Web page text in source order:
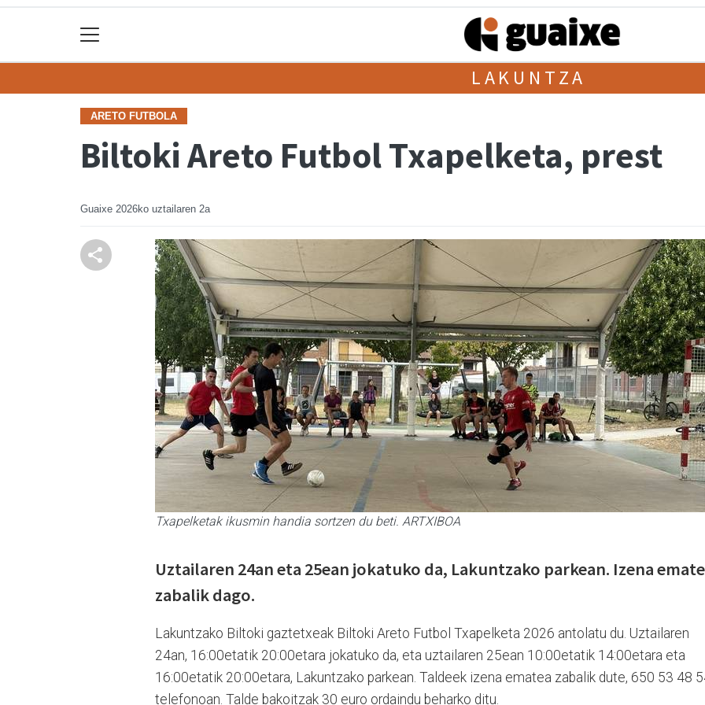
LAKUNTZA
ARETO FUTBOLA
Biltoki Areto Futbol Txapelketa, prest
Guaixe 2026ko uztailaren 2a
Txapelketak ikusmin handia sortzen du beti. ARTXIBOA
Uztailaren 24an eta 25ean jokatuko da, Lakuntzako parkean. Izena
zabalik dago.
Lakuntzako Biltoki gaztetxeak Biltoki Areto Futbol Txapelketa 2026 antolatu du. Uztailaren
24an, 16:00etatik 20:00etara jokatuko da, eta uztailaren 25ean 10:00etatik 14:00etara eta
16:00etatik 20:00etara, Lakuntzako parkean. Taldeek izena ematea zabalik dute, 650 53 48
telefonoan. Talde bakoitzak 30 euro ordaindu beharko ditu.